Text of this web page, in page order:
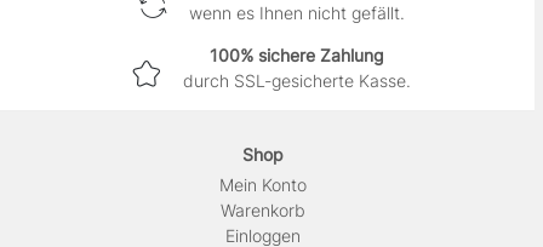
wenn es Ihnen nicht gefällt.
100% sichere Zahlung
durch SSL-gesicherte Kasse.
Shop
Mein Konto
Warenkorb
Einloggen